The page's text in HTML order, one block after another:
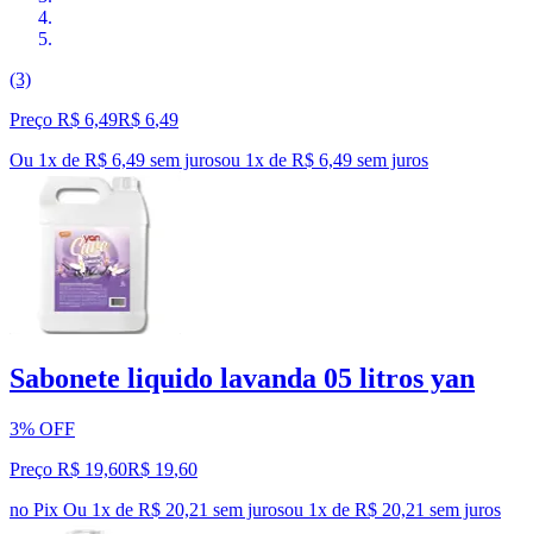
(3)
Preço R$ 6,49R$ 6,49
Ou 1x de R$ 6,49 sem jurosou 1x de R$ 6,49 sem juros
Sabonete liquido lavanda 05 litros yan
3% OFF
Preço R$ 19,60R$ 19,60
no Pix Ou 1x de R$ 20,21 sem jurosou 1x de R$ 20,21 sem juros